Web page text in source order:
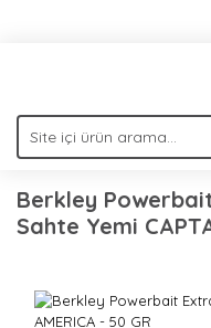
Berkley
Sahte Yemi